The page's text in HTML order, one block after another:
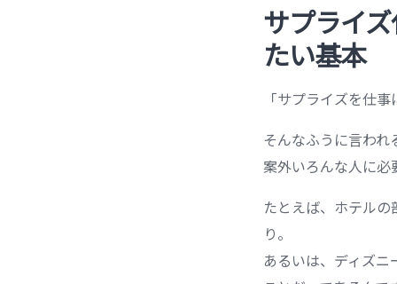
サプライ
たい基本
「サプライズを仕
そんなふうに言われ
案外いろんな人に必
たとえば、ホテル
り。
あるいは、ディズ